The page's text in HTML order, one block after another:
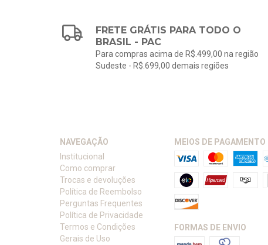
FRETE GRÁTIS PARA TODO O
BRASIL - PAC
Para compras acima de R$.499,00 na região
Sudeste - R$.699,00 demais regiões
NAVEGAÇÃO
Institucional
Como comprar
Trocas e devoluções
Política de Reembolso
Perguntas Frequentes
Política de Privacidade
Termos e Condições
Gerais de Uso
MEIOS DE PAGAMENTO
FORMAS DE ENVIO